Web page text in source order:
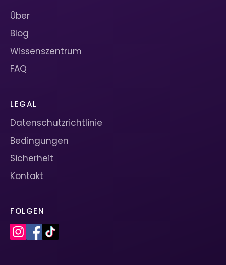
Über
Blog
Wissenszentrum
FAQ
LEGAL
Datenschutzrichtlinie
Bedingungen
Sicherheit
Kontakt
FOLGEN